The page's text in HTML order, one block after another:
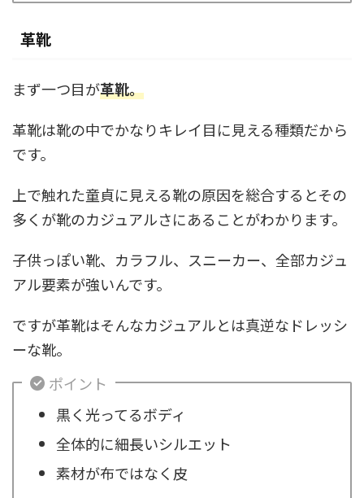
革靴
まず一つ目が革靴。
革靴は靴の中でかなりキレイ目に見える種類だから
です。
上で触れた童貞に見える靴の原因を総合するとその
多くが靴のカジュアルさにあることがわかります。
子供っぽい靴、カラフル、スニーカー、全部カジュ
アル要素が強いんです。
ですが革靴はそんなカジュアルとは真逆なドレッシ
ーな靴。
ポイント
黒く光ってるボディ
全体的に細長いシルエット
素材が布ではなく皮